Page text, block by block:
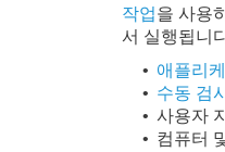
작업을 사용
서 실행됩니
• 애플리
• 수동 검
• 사용자
• 컴퓨터